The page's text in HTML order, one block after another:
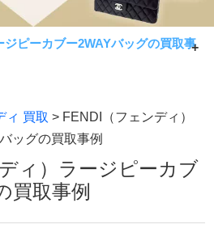
ピーカブー2WAYバッグの買取事
ジピーカブー2WAYバッグの買
ます。
ィ 買取 > FENDI（フェンディ）
ッグの買取事例
ィ）ラージピーカブ
買取事例